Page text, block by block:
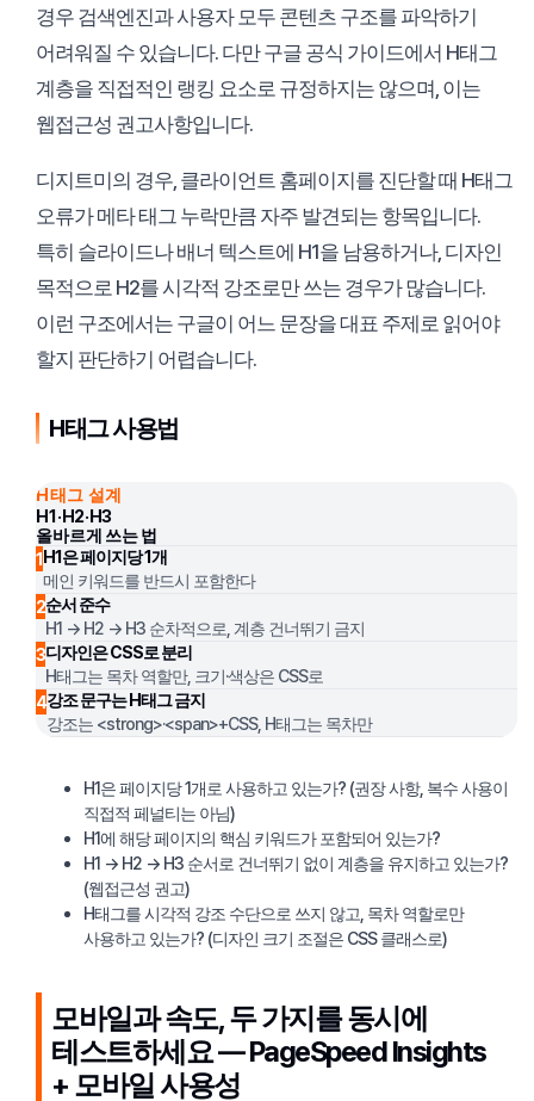
경우 검색엔진과 사용자 모두 콘텐츠 구조를 파악하기
어려워질 수 있습니다. 다만 구글 공식 가이드에서 H태그
계층을 직접적인 랭킹 요소로 규정하지는 않으며, 이는
웹접근성 권고사항입니다.
디지트미의 경우, 클라이언트 홈페이지를 진단할 때 H태그
오류가 메타 태그 누락만큼 자주 발견되는 항목입니다.
특히 슬라이드나 배너 텍스트에 H1을 남용하거나, 디자인
목적으로 H2를 시각적 강조로만 쓰는 경우가 많습니다.
이런 구조에서는 구글이 어느 문장을 대표 주제로 읽어야
할지 판단하기 어렵습니다.
H태그 사용법
H태그 설계
H1·H2·H3
올바르게 쓰는 법
1H1은 페이지당 1개
메인 키워드를 반드시 포함한다
2순서 준수
H1 → H2 → H3 순차적으로, 계층 건너뛰기 금지
3디자인은 CSS로 분리
H태그는 목차 역할만, 크기·색상은 CSS로
4강조 문구는 H태그 금지
강조는 <strong>·<span>+CSS, H태그는 목차만
H1은 페이지당 1개로 사용하고 있는가? (권장 사항, 복수 사용이
직접적 페널티는 아님)
H1에 해당 페이지의 핵심 키워드가 포함되어 있는가?
H1 → H2 → H3 순서로 건너뛰기 없이 계층을 유지하고 있는가?
(웹접근성 권고)
H태그를 시각적 강조 수단으로 쓰지 않고, 목차 역할로만
사용하고 있는가? (디자인 크기 조절은 CSS 클래스로)
모바일과 속도, 두 가지를 동시에
테스트하세요 — PageSpeed Insights
+ 모바일 사용성